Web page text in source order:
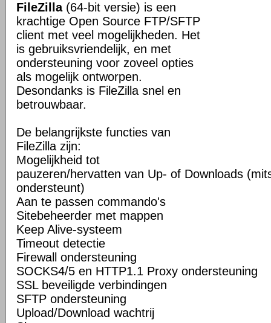
FileZilla(64-bit versie) is een
krachtige Open Source FTP/SFTP
client met veel mogelijkheden. Het
is gebruiksvriendelijk, en met
ondersteuning voor zoveel opties
als mogelijk ontworpen.
Desondanks is FileZilla snel en
betrouwbaar.
De belangrijkste functies van
FileZilla zijn:
Mogelijkheid tot
pauzeren/hervatten van Up- of Downloads
ondersteunt)
Aan te passen commando's
Sitebeheerder met mappen
Keep Alive-systeem
Timeout detectie
Firewall ondersteuning
SOCKS4/5 en HTTP1.1 Proxy ondersteuning
SSL beveiligde verbindingen
SFTP ondersteuning
Upload/Download wachtrij